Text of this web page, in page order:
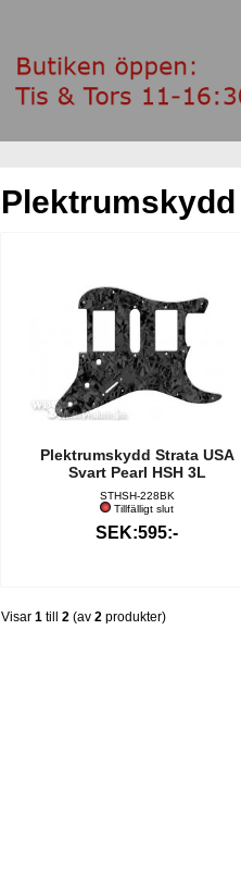
Plektrumskydd Strata USA
Svart Pearl HSH 3L
STHSH-228BK
Tillfälligt slut
SEK:595:-
Visar 1 till 2 (av 2 produkter)